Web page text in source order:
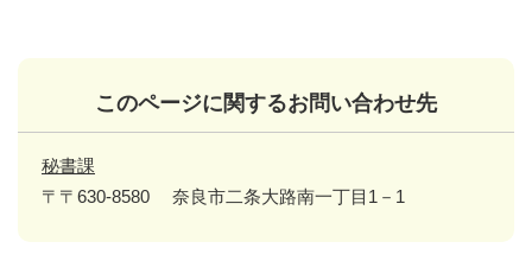
このページに関するお問い合わせ先
秘書課
〒〒630-8580
奈良市二条大路南一丁目1－1